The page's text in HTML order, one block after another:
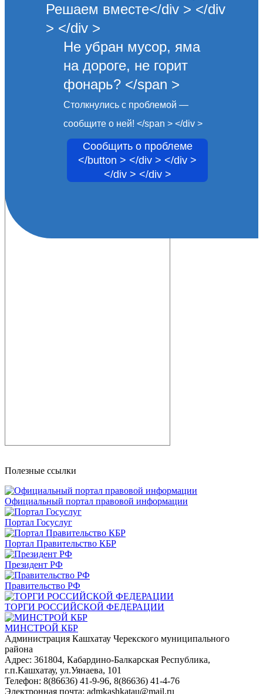
Решаем вместе</div > </div
> </div >
Не убран мусор, яма
на дороге, не горит
фонарь? </span >
Столкнулись с проблемой —
сообщите о ней! </span > </div >
Сообщить о проблеме
</button > </div > </div >
</div > </div >
Полезные ссылки
Официальный портал правовой информации
Портал Госуслуг
Портал Правительство КБР
Президент РФ
Правительство РФ
ТОРГИ РОССИЙСКОЙ ФЕДЕРАЦИИ
МИНСТРОЙ КБР
Администрация Кашхатау Черекского муниципального
района
Адрес: 361804, Кабардино-Балкарская Республика,
г.п.Кашхатау, ул.Уянаева, 101
Телефон: 8(86636) 41-9-96, 8(86636) 41-4-76
Электронная почта: admkashkatau@mail.ru